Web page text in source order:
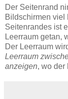
Der Seitenrand
Bildschirmen viel
Seitenrandes ist
Leerraum getan,
Der Leerraum
Leerraum
anzeigen, wo der